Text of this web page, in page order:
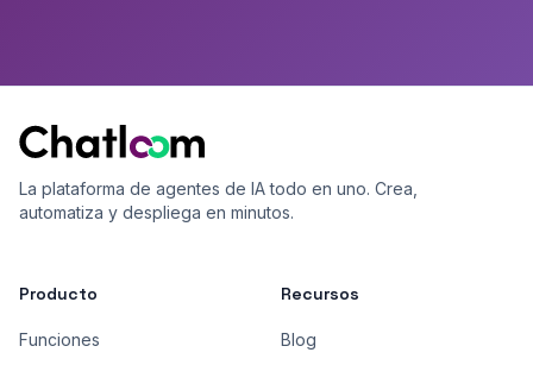
La plataforma de agentes de IA todo en uno. Crea,
automatiza y despliega en minutos.
Producto
Funciones
Recursos
Blog